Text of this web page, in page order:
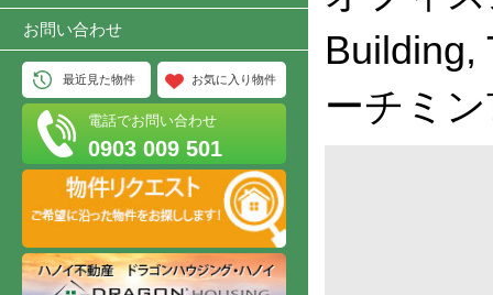
お問い合わせ
最近見た物件 お気に入り物件
電話でお問い合わせ
0903 009 501
ーチミ